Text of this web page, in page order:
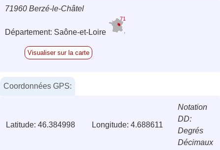
71960 Berzé-le-Châtel
Département: Saône-et-Loire
71
Visualiser sur la carte
Coordonnées GPS:
Latitude: 46.384998 Longitude: 4.688611
Notation
DD:
Degrés
Décimaux